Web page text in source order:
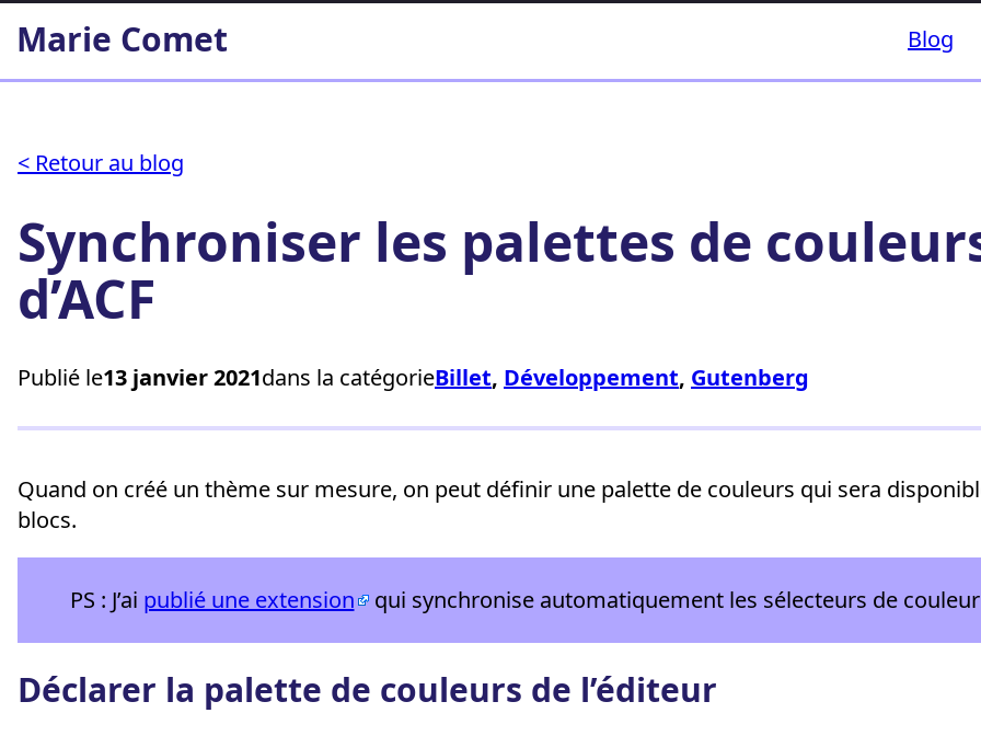
au
contenu
Marie Comet Blog
< Retour au blog
Synchroniser les palettes de
d’ACF
Publié le13 janvier 2021dans la catégorieBillet, Développement, Gutenberg
Quand on créé un thème sur mesure, on peut définir une palette de couleurs qui sera
blocs.
PS : J’ai publié une extension qui synchronise automatiquement les sélecteurs de couleur
Déclarer la palette de couleurs de l’éditeur